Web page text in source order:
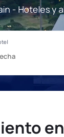
- Hoteles y